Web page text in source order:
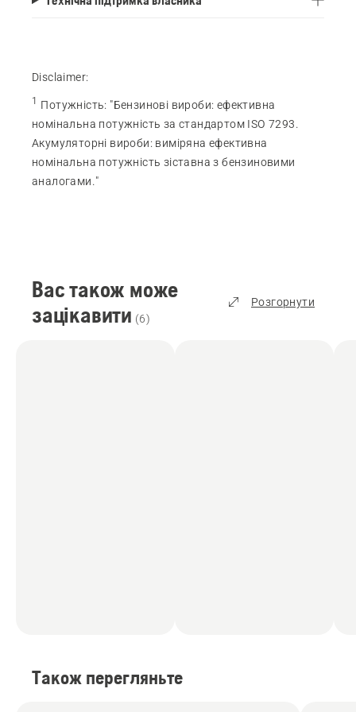
Disclaimer:
1 Потужність: "Бензинові вироби: ефективна
номінальна потужність за стандартом ISO 7293.
Акумуляторні вироби: виміряна ефективна
номінальна потужність зіставна з бензиновими
аналогами."
Вас також може
зацікавити (6)
Розгорнути
Також перегляньте